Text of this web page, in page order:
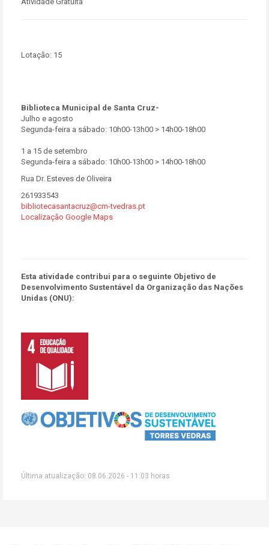
Lotação: 15
Biblioteca Municipal de Santa Cruz-
Julho e agosto
Segunda-feira a sábado: 10h00-13h00 > 14h00-18h00
1 a 15 de setembro
Segunda-feira a sábado: 10h00-13h00 > 14h00-18h00
Rua Dr. Esteves de Oliveira
261933543
bibliotecasantacruz@cm-tvedras.pt
Localização Google Maps
Esta atividade contribui para o seguinte Objetivo de
Desenvolvimento Sustentável da Organização das Nações
Unidas (ONU):
Última atualização: 08.06.2026 - 11:03 horas